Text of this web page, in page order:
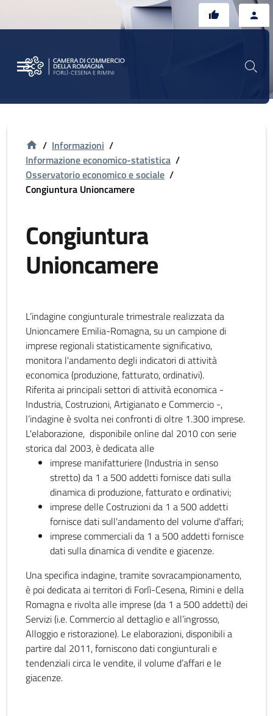
/ Informazioni /
Informazione economico-statistica /
Osservatorio economico e sociale /
Congiuntura Unioncamere
Congiuntura
Unioncamere
L’indagine congiunturale trimestrale realizzata da
Unioncamere Emilia-Romagna, su un campione di
imprese regionali statisticamente significativo,
monitora l'andamento degli indicatori di attività
economica (produzione, fatturato, ordinativi).
Riferita ai principali settori di attività economica -
Industria, Costruzioni, Artigianato e Commercio -,
l’indagine è svolta nei confronti di oltre 1.300 imprese.
L'elaborazione, disponibile online dal 2010 con serie
storica dal 2003, è dedicata alle
imprese manifatturiere (Industria in senso
stretto) da 1 a 500 addetti fornisce dati sulla
dinamica di produzione, fatturato e ordinativi;
imprese delle Costruzioni da 1 a 500 addetti
fornisce dati sull'andamento del volume d'affari;
imprese commerciali da 1 a 500 addetti fornisce
dati sulla dinamica di vendite e giacenze.
Una specifica indagine, tramite sovracampionamento,
è poi dedicata ai territori di Forlì-Cesena, Rimini e della
Romagna e rivolta alle imprese (da 1 a 500 addetti) dei
Servizi (i.e. Commercio al dettaglio e all’ingrosso,
Alloggio e ristorazione). Le elaborazioni, disponibili a
partire dal 2011, forniscono dati congiunturali e
tendenziali circa le vendite, il volume d’affari e le
giacenze.